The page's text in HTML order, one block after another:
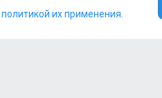
политикой их применения.